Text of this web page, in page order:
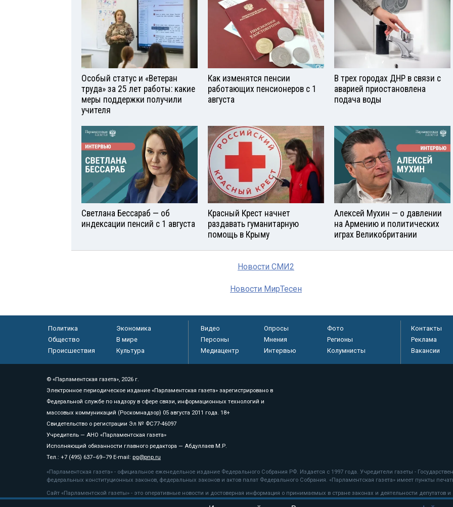
Особый статус и «Ветеран
труда» за 25 лет работы: какие
меры поддержки получили
учителя
Как изменятся пенсии
работающих пенсионеров с 1
августа
В трех городах ДНР в связи с
аварией приостановлена
подача воды
Светлана Бессараб — об
индексации пенсий с 1 августа
Красный Крест начнет
раздавать гуманитарную
помощь в Крыму
Алексей Мухин — о давлении
на Армению и политических
играх Великобритании
Новости СМИ2
Новости МирТесен
Политика
Экономика
Общество
В мире
Происшествия
Культура
Видео Опросы
Фото
Персоны
Мнения
Регионы
Медиацентр
Интервью Колумнисты
Контакты
Реклама
Вакансии
© «Парламентская газета», 2026 г.
Электронное периодическое издание «Парламентская газета» зарегистрировано в
Федеральной службе по надзору в сфере связи, информационных технологий и
массовых коммуникаций (Роскомнадзор) 05 августа 2011 года. 18+
Свидетельство о регистрации Эл № ФС77-46097
Учредитель — АНО «Парламентская газета»
Исполняющий обязанности главного редактора — Абдуллаев М.Р.
Тел.: +7 (495) 637–69–79 E-mail: pg@pnp.ru
«Парламентская газета» - официальное еженедельное издание Федерального Собрания РФ. Издается с 1997 года. Учредители газеты -
федеральных конституционных законов, федеральных законов и актов палат Федерального Собрания. «Парламентская газета» имеет пункты
Сайт «Парламентской газеты» - это оперативные новости и достоверная информация о принимаемых в стране законах и деятельности депутатов
«Парламентской газеты» активная ссылка на pnp.ru обязательна.